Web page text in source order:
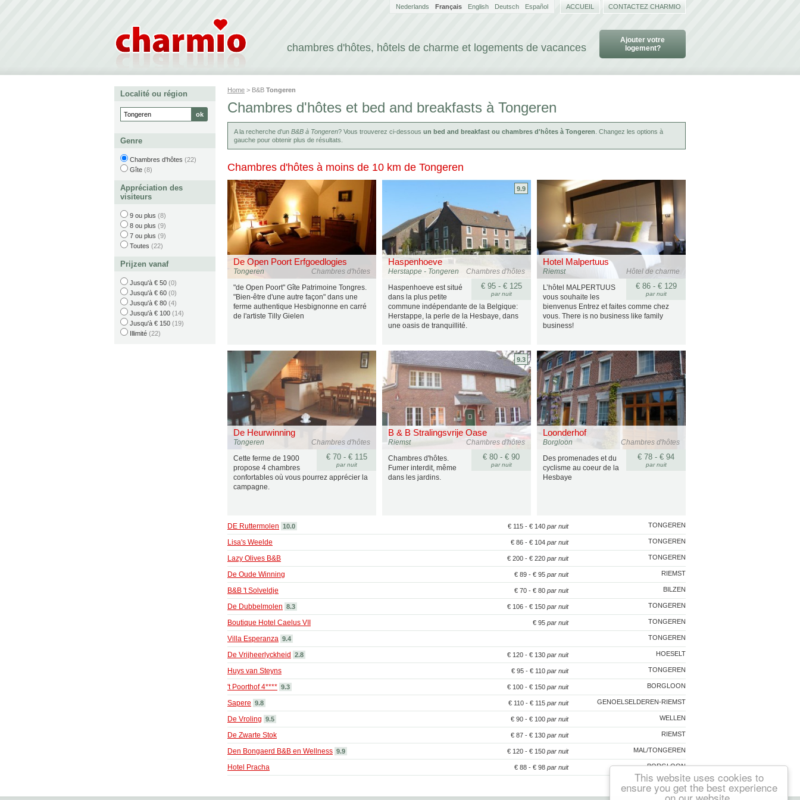
This website uses cookies to
ensure you get the best experience
chambres d'hôtes, hôtels de charme et logements de vacances
Ajouter votre
logement?
Nederlands Français English Deutsch Español ACCUEIL CONTACTEZ CHARMIO
Home > B&B Tongeren
Chambres d'hôtes et bed and breakfasts à Tongeren
A la recherche d'un B&B à Tongeren? Vous trouverez ci-dessous un bed and breakfast ou chambres d'hôtes à Tongeren . Changez les options à
gauche pour obtenir plus de résultats.
Chambres d'hôtes à moins de 10 km de Tongeren
De Open Poort Erfgoedlogies
Chambres d'hôtes
Tongeren
"de Open Poort" Gîte Patrimoine Tongres.
"Bien-être d'une autre façon" dans une
ferme authentique Hesbignonne en carré
de l'artiste Tilly Gielen
Haspenhoeve
Chambres d'hôtes
Herstappe - Tongeren
9.9
€ 95 - € 125
par nuit
Haspenhoeve est situé
dans la plus petite
commune indépendante de la Belgique:
Herstappe, la perle de la Hesbaye, dans
une oasis de tranquillité.
Hotel Malpertuus
Hôtel de charme
Riemst
€ 86 - € 129
par nuit
L’hôtel MALPERTUUS
vous souhaite les
bienvenus Entrez et faites comme chez
vous. There is no business like family
business!
De Heurwinning
Chambres d'hôtes
Tongeren
€ 70 - € 115
par nuit
Cette ferme de 1900
propose 4 chambres
confortables où vous pourrez apprécier la
campagne.
B & B Stralingsvrije Oase
Chambres d'hôtes
Riemst
9.3
€ 80 - € 90
par nuit
Chambres d'hôtes.
Fumer interdit, même
dans les jardins.
Loonderhof
Chambres d'hôtes
Borgloon
€ 78 - € 94
par nuit
Des promenades et du
cyclisme au coeur de la
Hesbaye
TONGEREN
DE Ruttermolen 10.0 € 115 - € 140 par nuit
TONGEREN
Lisa's Weelde € 86 - € 104 par nuit
TONGEREN
Lazy Olives B&B € 200 - € 220 par nuit
RIEMST
De Oude Winning € 89 - € 95 par nuit
BILZEN
B&B 't Solveldje € 70 - € 80 par nuit
TONGEREN
De Dubbelmolen 8.3 € 106 - € 150 par nuit
TONGEREN
Boutique Hotel Caelus VII € 95 par nuit
TONGEREN
Villa Esperanza 9.4
HOESELT
De Vrijheerlyckheid 2.8 € 120 - € 130 par nuit
TONGEREN
Huys van Steyns € 95 - € 110 par nuit
BORGLOON
't Poorthof 4**** 9.3 € 100 - € 150 par nuit
GENOELSELDEREN-RIEMST
Sapere 9.8 € 110 - € 115 par nuit
WELLEN
De Vroling 9.5 € 90 - € 100 par nuit
RIEMST
De Zwarte Stok € 87 - € 130 par nuit
MAL/TONGEREN
Den Bongaerd B&B en Wellness 9.9 € 120 - € 150 par nuit
BORGLOON
Hotel Pracha € 88 - € 98 par nuit
Localité ou région
Genre
Chambres d'hôtes (22)
Gîte (8)
Appréciation des
visiteurs
9 ou plus (8)
8 ou plus (9)
7 ou plus (9)
Toutes (22)
Prijzen vanaf
Jusqu'à € 50 (0)
Jusqu'à € 60 (0)
Jusqu'à € 80 (4)
Jusqu'à € 100 (14)
Jusqu'à € 150 (19)
Illimité (22)